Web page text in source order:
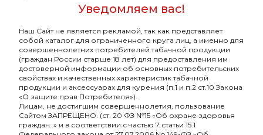
яблоко, 40 гр.
Бренд-Muassel
Страна-изготовитель-РОССИЯ
Граммовка, г-40
Крепость-средняя
Уведомляем вас!
Наш Сайт не является рекламой, так как представляет
собой каталог для ограниченного круга лиц, а именно для
совершеннолетних потребителей табачной продукции
(граждан России старше 18 лет) для предоставления им
достоверной информации об основных потребительских
свойствах и качественных характеристик табачной
продукции и аксессуарах для курения (п.1 и п.2 ст.10 Закона
«О защите прав Потребителя»).
Лицам, не достигшим совершеннолетия, пользование
Сайтом ЗАПРЕЩЕНО. (ст. 20 ФЗ №15 «Об охране здоровья
граждан..» и в соответствии с частью 7 статьи 15.1